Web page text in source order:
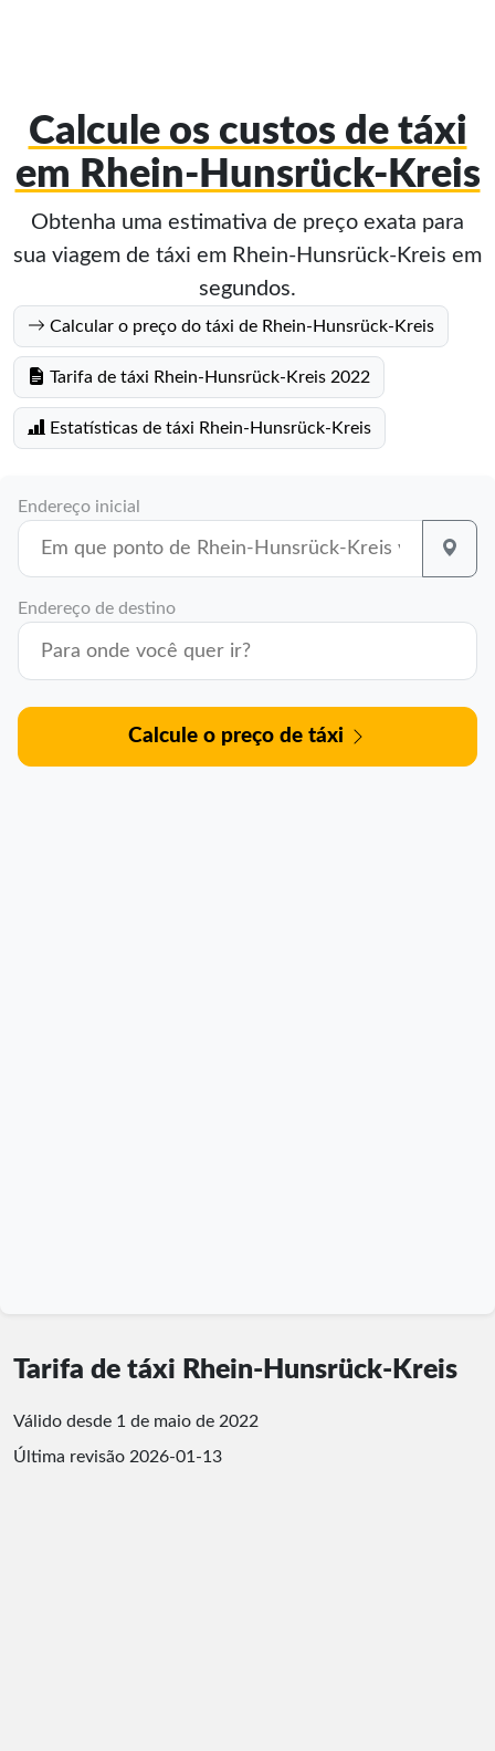
Calcule os custos de táxi
em Rhein-Hunsrück-Kreis
Obtenha uma estimativa de preço exata para
sua viagem de táxi em Rhein-Hunsrück-Kreis em
segundos.
Calcular o preço do táxi de Rhein-Hunsrück-Kreis
Tarifa de táxi Rhein-Hunsrück-Kreis 2022
Estatísticas de táxi Rhein-Hunsrück-Kreis
Endereço inicial
Endereço de destino
Calcule o preço de táxi
Tarifa de táxi Rhein-Hunsrück-Kreis
Válido desde 1 de maio de 2022
Última revisão 2026-01-13